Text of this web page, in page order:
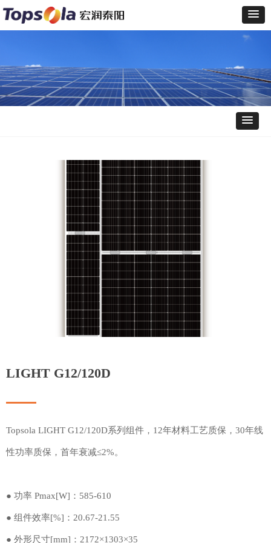
LIGHT G12/120D
Topsola LIGHT G12/120D系列组件，12年材料工艺质保，30年线
性功率质保，首年衰减≤2%。
● 功率 Pmax[W]：585-610
● 组件效率[%]：20.67-21.55
● 外形尺寸[mm]：2172×1303×35